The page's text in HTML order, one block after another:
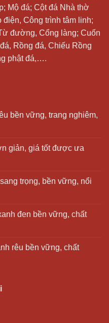
Mộ đá; Cột đá Nhà thờ
Công trình tâm linh;
đường, Cổng làng; Cuốn
Rồng đá, Chiếu Rồng
phật đá,….
bền vững, trang nghiêm,
giản, giá tốt được ưa
trọng, bền vững, nổi
đen bền vững, chất
rêu bền vững, chất